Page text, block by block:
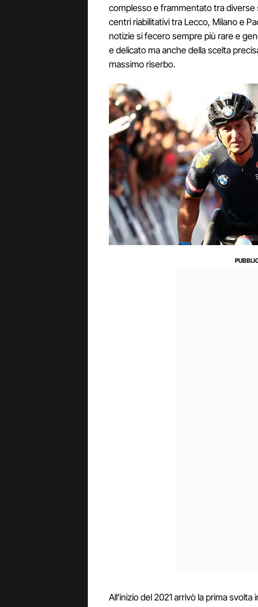
complesso e frammentato tra
centri riabilitativi tra Lecco, Milano e
notizie si fecero sempre più rare e
e delicato ma anche della scelta
massimo riserbo.
All’inizio del 2021 arrivò la prima